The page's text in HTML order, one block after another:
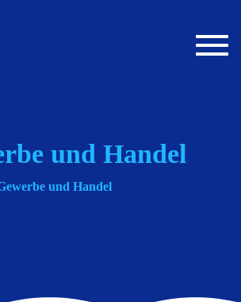
und Handel
und Handel